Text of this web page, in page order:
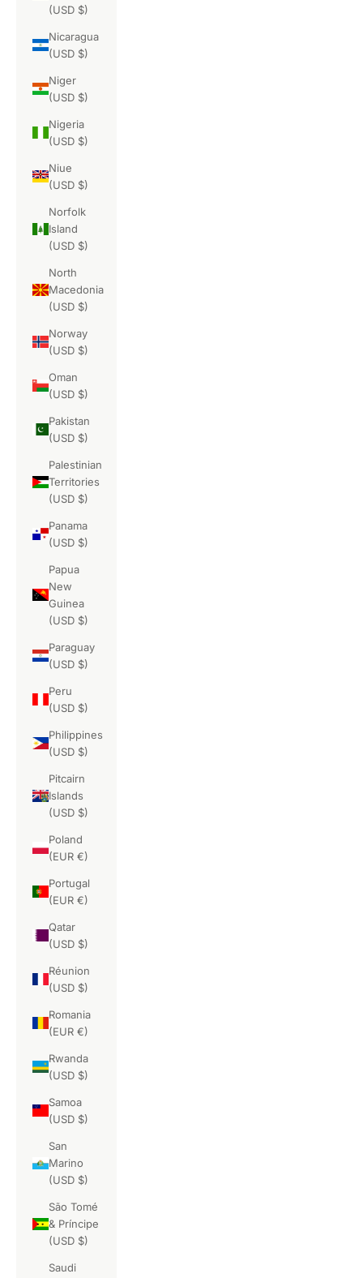
(USD $)
Nicaragua
(USD $)
Niger
(USD $)
Nigeria
(USD $)
Niue
(USD $)
Norfolk
Island
(USD $)
North
Macedonia
(USD $)
Norway
(USD $)
Oman
(USD $)
Pakistan
(USD $)
Palestinian
Territories
(USD $)
Panama
(USD $)
Papua
New
Guinea
(USD $)
Paraguay
(USD $)
Peru
(USD $)
Philippines
(USD $)
Pitcairn
Islands
(USD $)
Poland
(EUR €)
Portugal
(EUR €)
Qatar
(USD $)
Réunion
(USD $)
Romania
(EUR €)
Rwanda
(USD $)
Samoa
(USD $)
San
Marino
(USD $)
São Tomé
& Príncipe
(USD $)
Saudi